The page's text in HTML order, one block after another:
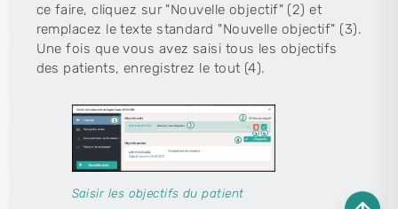
ce faire, cliquez sur "Nouvelle objectif" (2) et
remplacez le texte standard "Nouvelle objectif" (3).
Une fois que vous avez saisi tous les objectifs
des patients, enregistrez le tout (4).
Saisir les objectifs du patient